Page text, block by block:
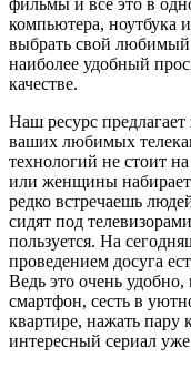
компьютера, ноутбука
выбрать свой любимый
наиболее удобный
качестве.
Наш ресурс
ваших любимых
технологий не стоит
или женщины
редко встречаешь
сидят под
пользуется. На
проведением досуга
Ведь это очень
смартфон, сесть в
квартире, нажать пару
интересный сериал